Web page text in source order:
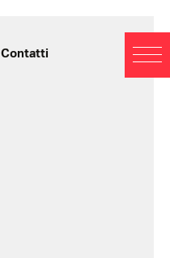
Contatti